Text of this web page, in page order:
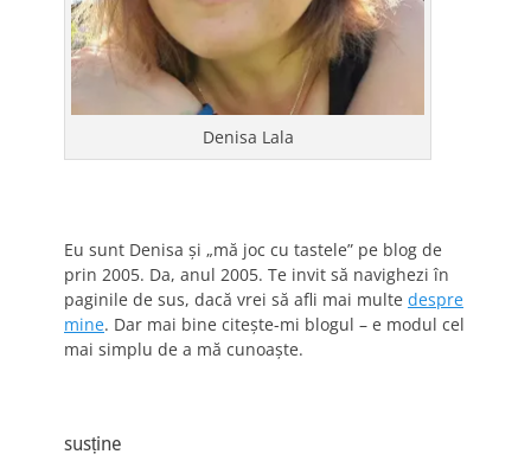
Denisa Lala
Eu sunt Denisa și „mă joc cu tastele” pe blog de
prin 2005. Da, anul 2005. Te invit să navighezi în
paginile de sus, dacă vrei să afli mai multe despre
mine. Dar mai bine citește-mi blogul – e modul cel
mai simplu de a mă cunoaște.
susține